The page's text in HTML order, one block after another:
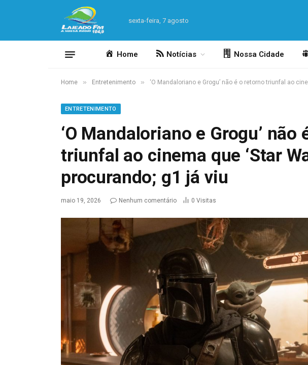
sexta-feira, 7 agosto
Home Notícias Nossa Cidade
Home » Entretenimento » ‘O Mandaloriano e Grogu’ não é o retorno triunfal ao
ENTRETENIMENTO
‘O Mandaloriano e Grogu’ não
triunfal ao cinema que ‘Star
procurando; g1 já viu
maio 19, 2026 Nenhum comentário 0 Visitas